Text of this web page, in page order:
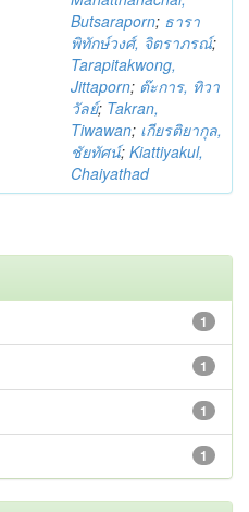
Butsaraporn; ธารา
พิทักษ์วงศ์, จิตราภรณ์;
Tarapitakwong,
Jittaporn; ต๊ะการ, ทิวา
วัลย์; Takran,
Tiwawan; เกียรติยากุล,
ชัยทัศน์; Kiattiyakul,
Chaiyathad
1
1
1
1